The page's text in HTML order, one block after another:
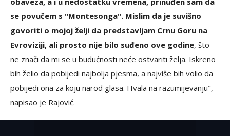
se povučem s "Montesonga". Mislim da je suvišno
govoriti o mojoj želji da predstavljam Crnu Goru na
Evroviziji, ali prosto nije bilo suđeno ove godine, što
ne znači da mi se u budućnosti neće ostvariti želja. Iskreno
bih želio da pobijedi najbolja pjesma, a najviše bih volio da
pobijedi ona za koju narod glasa. Hvala na razumijevanju",
napisao je Rajović.